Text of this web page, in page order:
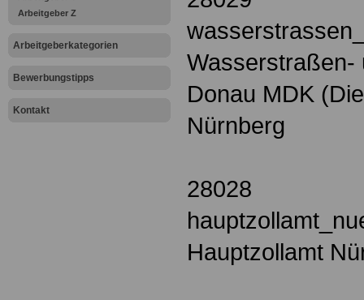
Arbeitgeber Z
Arbeitgeberkategorien
Bewerbungstipps
Kontakt
Wasserstraßen-
Donau MDK
Nürnberg
28028
Hauptzollamt